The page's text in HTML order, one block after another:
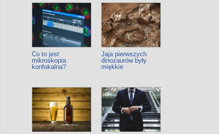
Co to jest
mikroskopia
konfokalna?
Jaja pierwszych
dinozaurów były
miękkie